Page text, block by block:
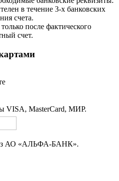
в течение 3-х банковских
cчета.
после фактического
счет.
VISA, MasterCard, МИР.
АО «АЛЬФА-БАНК».